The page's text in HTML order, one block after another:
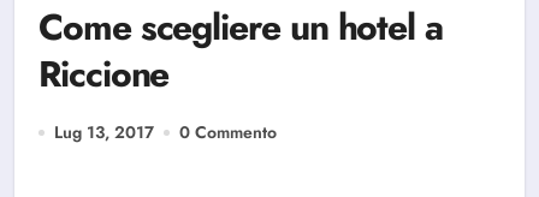
Come scegliere un hotel a
Riccione
Lug 13, 2017 0 Commento